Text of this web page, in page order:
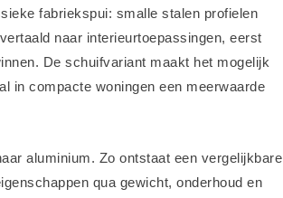
fabriekspui: smalle stalen profielen
naar interieurtoepassingen, eerst
De schuifvariant maakt het mogelijk
in compacte woningen een meerwaarde
aluminium. Zo ontstaat een vergelijkbare
qua gewicht, onderhoud en